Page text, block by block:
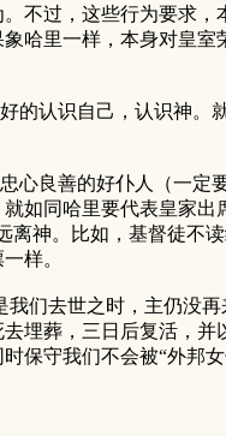
不过，这些行为要求
哈里一样，本身对皇
认识自己，认识神。
良善的好仆人（一定要
如同哈里要代表皇家
离神。比如，基督徒不
样。
去世之时，主仍没再
埋葬，三日后复活，
保守我们不会被“外邦女